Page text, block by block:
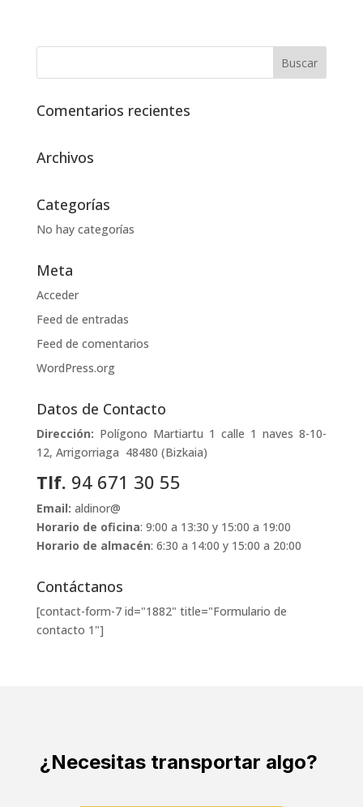
Comentarios recientes
Archivos
Categorías
No hay categorías
Meta
Acceder
Feed de entradas
Feed de comentarios
WordPress.org
Datos de Contacto
Dirección: Polígono Martiartu 1 calle 1 naves 8-10-
12, Arrigorriaga 48480 (Bizkaia)
Tlf. 94 671 30 55
Email: aldinor@
Horario de oficina: 9:00 a 13:30 y 15:00 a 19:00
Horario de almacén: 6:30 a 14:00 y 15:00 a 20:00
Contáctanos
[contact-form-7 id="1882" title="Formulario de
contacto 1"]
¿Necesitas transportar algo?